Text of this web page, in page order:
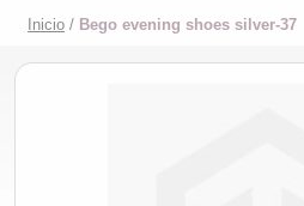
Inicio / Bego evening shoes silver-37